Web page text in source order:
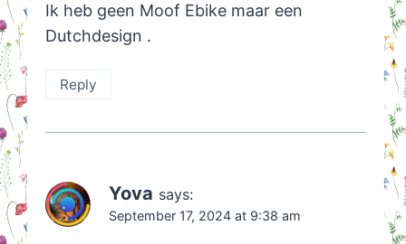
Ik heb geen Moof Ebike maar een
Dutchdesign .
Reply
Yova says:
September 17, 2024 at 9:38 am